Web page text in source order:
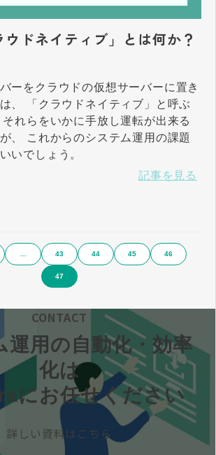
ドネイティブ」とは何か？
ーをクラウドの仮想サーバーに置き
、 「クラウドネイティブ」と呼ぶ
れらをいかに手放し運転が出来る
、 これからのシステム運用の課題
いでしょう。
記事を見る
… 43 44 45 46
47
CONTACT
運用の自動化・効率
化は
にお任せください
詳しい資料はこちら